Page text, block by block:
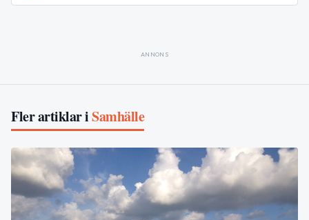
ANNONS
Fler artiklar iSamhälle